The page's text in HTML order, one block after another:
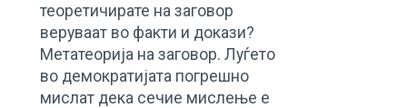
теоретичирате на заговор
веруваат во факти и докази?
Метатеорија на заговор. Луѓето
во демократијата погрешно
мислат дека сечие мислење е